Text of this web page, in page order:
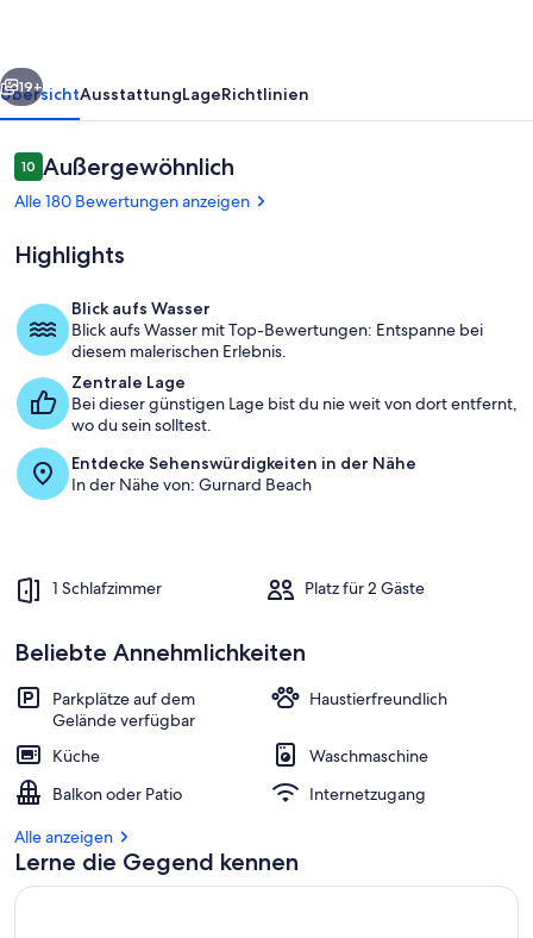
moderne
und
dennoch
schrulligen
Jachthafen
Weiter
19+
ÜbersichtAusstattungLageRichtlinien
Bewertungen
1010 von 10.
Außergewöhnlich
Alle 180 Bewertungen anzeigen
Highlights
Blick aufs Wasser
Blick aufs Wasser mit Top-Bewertungen: Entspanne bei
diesem malerischen Erlebnis.
Zentrale Lage
Bei dieser günstigen Lage bist du nie weit von dort entfernt,
wo du sein solltest.
Entdecke Sehenswürdigkeiten in der Nähe
In der Nähe von: Gurnard Beach
1 Schlafzimmer Platz für 2 Gäste
Beliebte Annehmlichkeiten
Parkplätze auf dem
Gelände verfügbar
Haustierfreundlich
Küche
Waschmaschine
Balkon oder Patio
Internetzugang
Alle anzeigen
Lerne die Gegend kennen